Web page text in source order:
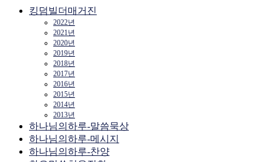
킹덤빌더매거진
2022년
2021년
2020년
2019년
2018년
2017년
2016년
2015년
2014년
2013년
하나님의하루-말씀묵상
하나님의하루-메시지
하나님의하루-찬양